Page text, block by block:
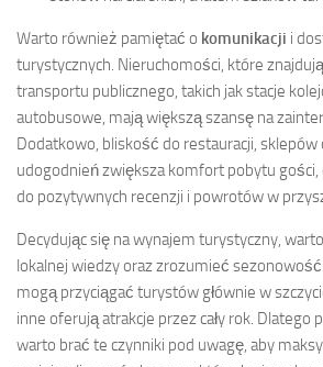
Warto również pamiętać o komunikacji i
turystycznych. Nieruchomości, które
transportu publicznego, takich jak stacje
autobusowe, mają większą szansę na
Dodatkowo, bliskość do restauracji, sklepów
udogodnień zwiększa komfort pobytu
do pozytywnych recenzji i powrotów w
Decydując się na wynajem turystyczny,
lokalnej wiedzy oraz zrozumieć
mogą przyciągać turystów głównie w
inne oferują atrakcje przez cały rok. Dlatego
warto brać te czynniki pod uwagę, aby